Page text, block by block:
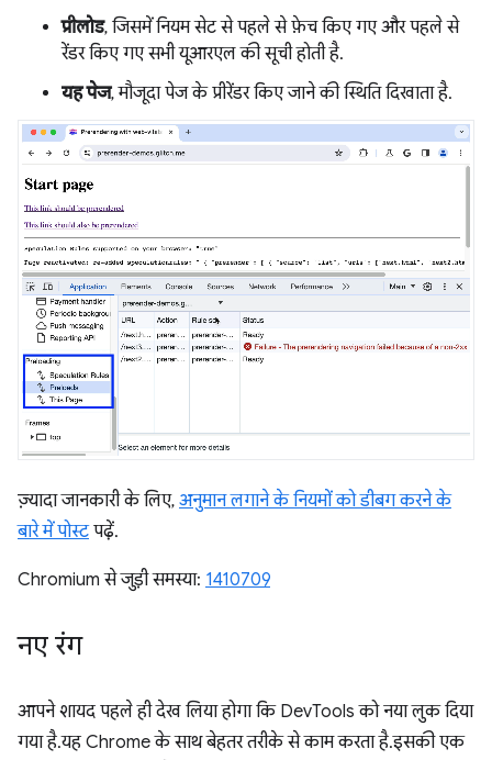
प्रीलोड, जिसमें नियम सेट से पहले से फ़ेच किए गए और पहले से
रेंडर किए गए सभी यूआरएल की सूची होती है.
यह पेज, मौजूदा पेज के प्रीरेंडर किए जाने की स्थिति दिखाता है.
ज़्यादा जानकारी के लिए, अनुमान लगाने के नियमों को डीबग करने के
बारे में पोस्टपढ़ें.
Chromium से जुड़ी समस्या: 1410709
नए रंग
आपने शायद पहले ही देख लिया होगा कि DevTools को नया लुक दिया
गया है. यह Chrome के साथ बेहतर तरीके से काम करता है. इसकी एक